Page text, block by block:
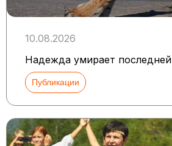
10.08.2026
Надежда умирает последней
Публикации